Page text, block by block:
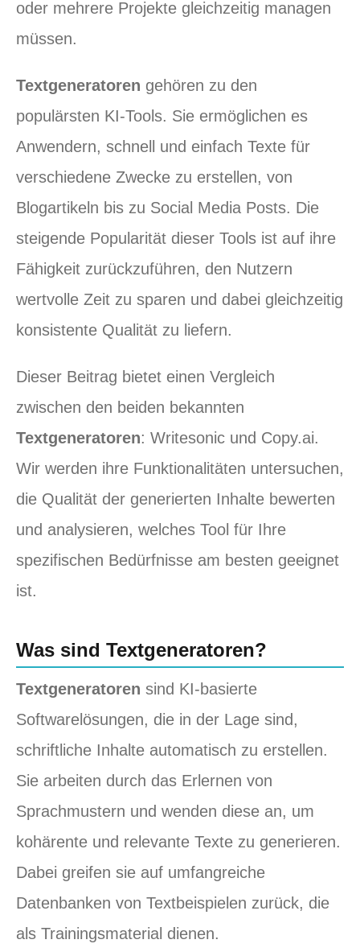
oder mehrere Projekte gleichzeitig managen
müssen.
Textgeneratoren gehören zu den
populärsten KI-Tools. Sie ermöglichen es
Anwendern, schnell und einfach Texte für
verschiedene Zwecke zu erstellen, von
Blogartikeln bis zu Social Media Posts. Die
steigende Popularität dieser Tools ist auf ihre
Fähigkeit zurückzuführen, den Nutzern
wertvolle Zeit zu sparen und dabei gleichzeitig
konsistente Qualität zu liefern.
Dieser Beitrag bietet einen Vergleich
zwischen den beiden bekannten
Textgeneratoren: Writesonic und Copy.ai.
Wir werden ihre Funktionalitäten untersuchen,
die Qualität der generierten Inhalte bewerten
und analysieren, welches Tool für Ihre
spezifischen Bedürfnisse am besten geeignet
ist.
Was sind Textgeneratoren?
Textgeneratoren sind KI-basierte
Softwarelösungen, die in der Lage sind,
schriftliche Inhalte automatisch zu erstellen.
Sie arbeiten durch das Erlernen von
Sprachmustern und wenden diese an, um
kohärente und relevante Texte zu generieren.
Dabei greifen sie auf umfangreiche
Datenbanken von Textbeispielen zurück, die
als Trainingsmaterial dienen.